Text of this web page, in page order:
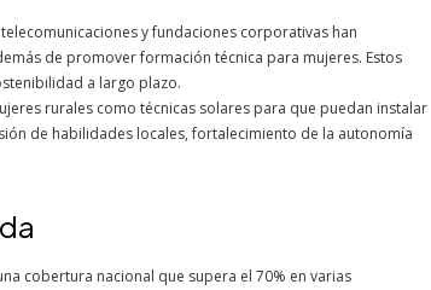
y fundaciones corporativas han
de promover formación técnica para mujeres. Estos
a largo plazo.
rurales como técnicas solares para que puedan instalar
de habilidades locales, fortalecimiento de la autonomía
cobertura nacional que supera el 70% en varias